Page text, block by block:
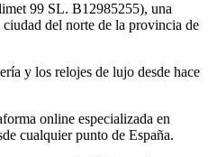
99 SL. B12985255), una
del norte de la provincia de
y los relojes de lujo desde hace
online especializada en
cualquier punto de España.